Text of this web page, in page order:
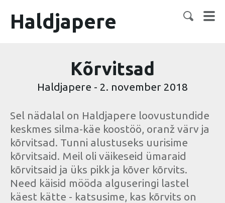
Haldjapere
Kõrvitsad
Haldjapere - 2. november 2018
Sel nädalal on Haldjapere loovustundide
keskmes silma-käe koostöö, oranž värv ja
kõrvitsad. Tunni alustuseks uurisime
kõrvitsaid. Meil oli väikeseid ümaraid
kõrvitsaid ja üks pikk ja kõver kõrvits.
Need käisid mööda alguseringi lastel
käest kätte - katsusime, kas kõrvits on